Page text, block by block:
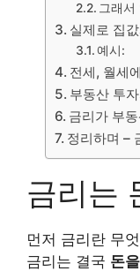
그래서
실제로 집
예시:
전세, 월세
부동산 투
금리가 부
정리하며 –
금리는
먼저 금리란 무
금리는 결국 돈